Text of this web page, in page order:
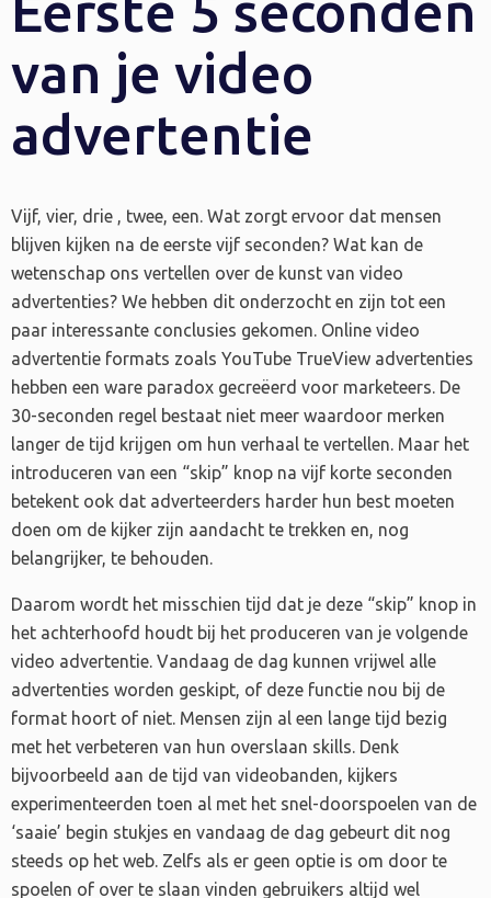
van je video
advertentie
Vijf, vier, drie , twee, een. Wat zorgt ervoor dat mensen
blijven kijken na de eerste vijf seconden? Wat kan de
wetenschap ons vertellen over de kunst van video
advertenties? We hebben dit onderzocht en zijn tot een
paar interessante conclusies gekomen. Online video
advertentie formats zoals YouTube TrueView advertenties
hebben een ware paradox gecreëerd voor marketeers. De
30-seconden regel bestaat niet meer waardoor merken
langer de tijd krijgen om hun verhaal te vertellen. Maar het
introduceren van een “skip” knop na vijf korte seconden
betekent ook dat adverteerders harder hun best moeten
doen om de kijker zijn aandacht te trekken en, nog
belangrijker, te behouden.
Daarom wordt het misschien tijd dat je deze “skip” knop in
het achterhoofd houdt bij het produceren van je volgende
video advertentie. Vandaag de dag kunnen vrijwel alle
advertenties worden geskipt, of deze functie nou bij de
format hoort of niet. Mensen zijn al een lange tijd bezig
met het verbeteren van hun overslaan skills. Denk
bijvoorbeeld aan de tijd van videobanden, kijkers
experimenteerden toen al met het snel-doorspoelen van de
‘saaie’ begin stukjes en vandaag de dag gebeurt dit nog
steeds op het web. Zelfs als er geen optie is om door te
spoelen of over te slaan vinden gebruikers altijd wel